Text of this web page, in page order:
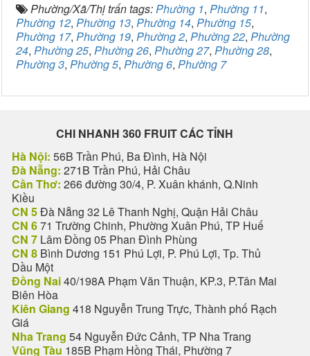
Phường/Xã/Thị trấn tags:Phường 1, Phường 11,
Phường 12, Phường 13, Phường 14, Phường 15,
Phường 17, Phường 19, Phường 2, Phường 22, Phường
24, Phường 25, Phường 26, Phường 27, Phường 28,
Phường 3, Phường 5, Phường 6, Phường 7
CHI NHANH 360 FRUIT CÁC TỈNH
Hà Nội: 56B Trần Phú, Ba Đình, Hà Nội
Đà Nẵng: 271B Trần Phú, Hải Châu
Cần Thơ: 266 đường 30/4, P. Xuân khánh, Q.Ninh
Kiều
CN 5Đà Nẵng 32 Lê Thanh Nghị, Quận Hải Châu
CN 671 Trường Chinh, Phường Xuân Phú, TP Huế
CN 7 Lâm Đồng 05 Phan Đình Phùng
CN 8 Bình Dương 151 Phú Lợi, P. Phú Lợi, Tp. Thủ
Dầu Một
Đồng Nai40/198A Phạm Văn Thuận, KP.3, P.Tân Mai
Biên Hòa
Kiên Giang 418 Nguyễn Trung Trực, Thành phố Rạch
Giá
Nha Trang 54 Nguyễn Đức Cảnh, TP Nha Trang
Vũng Tàu 185B Phạm Hồng Thái, Phường 7